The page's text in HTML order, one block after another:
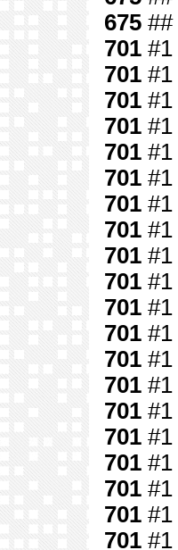
675 ##
701 #1
701 #1
701 #1
701 #1
701 #1
701 #1
701 #1
701 #1
701 #1
701 #1
701 #1
701 #1
701 #1
701 #1
701 #1
701 #1
701 #1
701 #1
701 #1
701 #1